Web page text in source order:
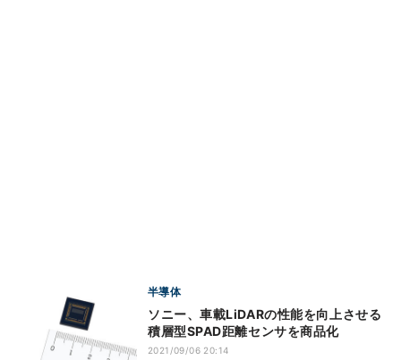
半導体
ソニー、車載LiDARの性能を向上させる
積層型SPAD距離センサを商品化
2021/09/06 20:14